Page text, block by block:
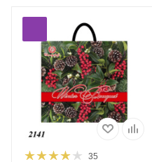
35